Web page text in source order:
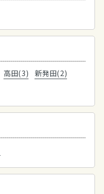
高田(3)
新発田(2)